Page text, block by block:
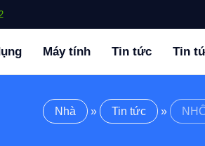
Máy tính Tin tức Tin
Nhà » Tin tức »